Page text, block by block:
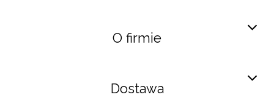
O firmie
Dostawa